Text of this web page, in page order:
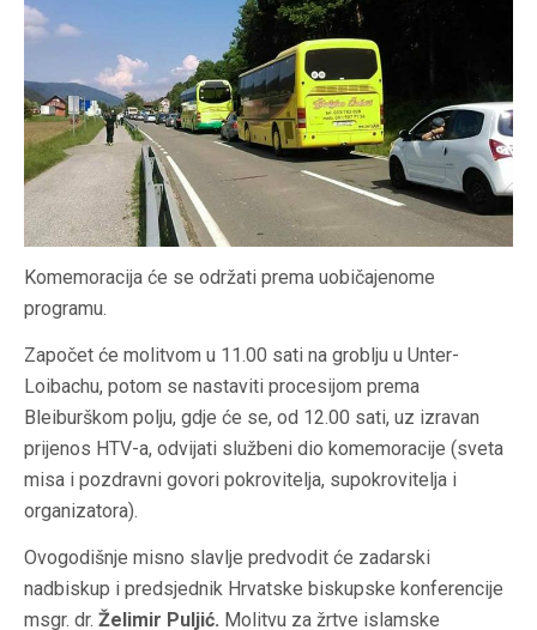
Komemoracija će se održati prema uobičajenome
programu.
Započet će molitvom u 11.00 sati na groblju u Unter-
Loibachu, potom se nastaviti procesijom prema
Bleiburškom polju, gdje će se, od 12.00 sati, uz izravan
prijenos HTV-a, odvijati službeni dio komemoracije (sveta
misa i pozdravni govori pokrovitelja, supokrovitelja i
organizatora).
Ovogodišnje misno slavlje predvodit će zadarski
nadbiskup i predsjednik Hrvatske biskupske konferencije
msgr. dr. Želimir Puljić. Molitvu za žrtve islamske